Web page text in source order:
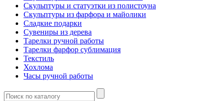
Скульптуры и статуэтки из полистоуна
Скульптуры из фарфора и майолики
Сладкие подарки
Сувениры из дерева
Тарелки ручной работы
Тарелки фарфор сублимация
Текстиль
Хохлома
Часы ручной работы